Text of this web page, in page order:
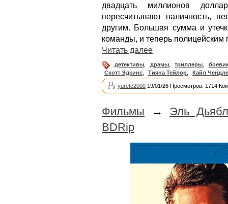
двадцать миллионов
пересчитывают наличность,
другим. Большая сумма и
команды, и теперь полицейским
Читать далее
детективы, драмы, триллеры
Скотт Эдкинс
Тияна Тейлор Кайл
yuretc2000 19/01/26 Просмотров: 1714
Фильмы → Эль
BDRip